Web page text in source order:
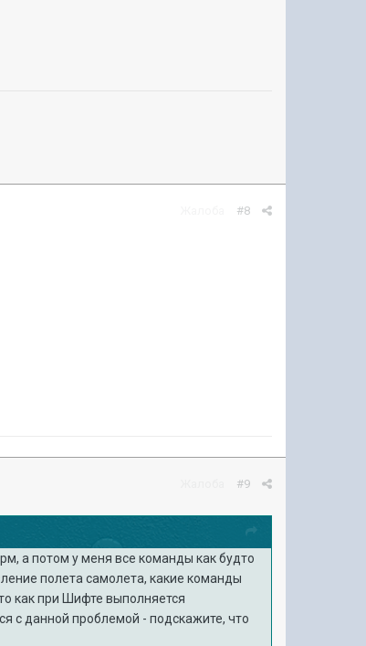
#8
#9
а потом у меня все команды как будто
полета самолета, какие команды
как при Шифте выполняется
с данной проблемой - подскажите, что